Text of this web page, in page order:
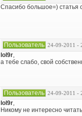
Спасибо большое=) статья
Пользователь 24-09-2011 -
lol9r,
а тебе слабо, свой
Пользователь 24-09-2011 -
lol9r,
Никому не интересно